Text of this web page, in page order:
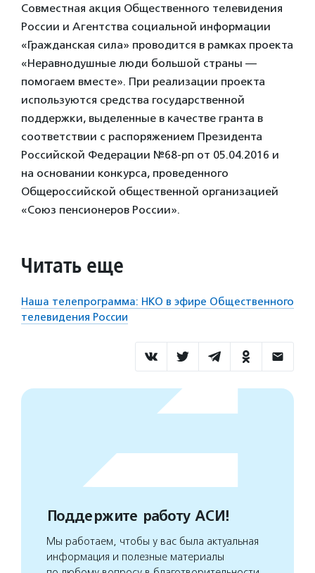
Совместная акция Общественного телевидения
России и Агентства социальной информации
«Гражданская сила» проводится в рамках проекта
«Неравнодушные люди большой страны —
помогаем вместе». При реализации проекта
используются средства государственной
поддержки, выделенные в качестве гранта в
соответствии c распоряжением Президента
Российской Федерации №68-рп от 05.04.2016 и
на основании конкурса, проведенного
Общероссийской общественной организацией
«Союз пенсионеров России».
Читать еще
Наша телепрограмма: НКО в эфире Общественного
телевидения России
Поддержите работу АСИ!
Мы работаем, чтобы у вас была актуальная
информация и полезные материалы